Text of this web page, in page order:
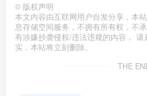
© 版权声明
本文内容由互联网用户自发分享，本
息存储空间服务，不拥有所有权，不
有涉嫌抄袭侵权/违法违规的内容，
实，本站将立刻删除。
THE